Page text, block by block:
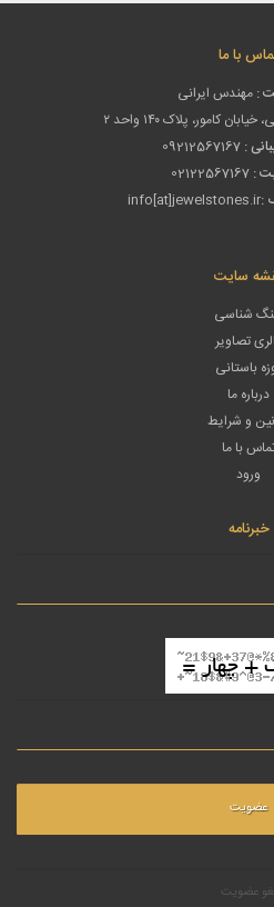
با ما
: مهندس ایرانی
کامور، پلاک ۱۴۰ واحد ۲
:
09212567167
:
02122567167
:
info[at]jewelstones.ir
سایت
شناسی
تصاویر
باستانی
درباره ما
و شرایط
با ما
ورود
خبرنامه
لغو عضویت